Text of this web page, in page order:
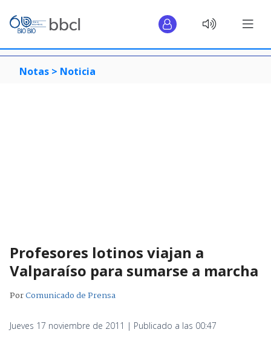
Notas > Noticia
Profesores lotinos viajan a
Valparaíso para sumarse a marcha
PorComunicado de Prensa
Jueves 17 noviembre de 2011 | Publicado a las 00:47